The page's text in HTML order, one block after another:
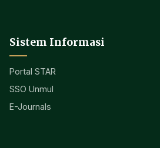
Sistem Informasi
Portal STAR
SSO Unmul
E-Journals